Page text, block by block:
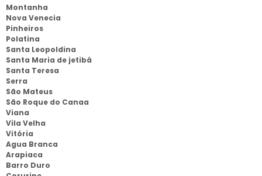
Montanha
Nova Venecia
Pinheiros
Polatina
Santa Leopoldina
Santa Maria de jetibá
Santa Teresa
Serra
São Mateus
São Roque do Canaa
Viana
Vila Velha
Vitória
Agua Branca
Arapiaca
Barro Duro